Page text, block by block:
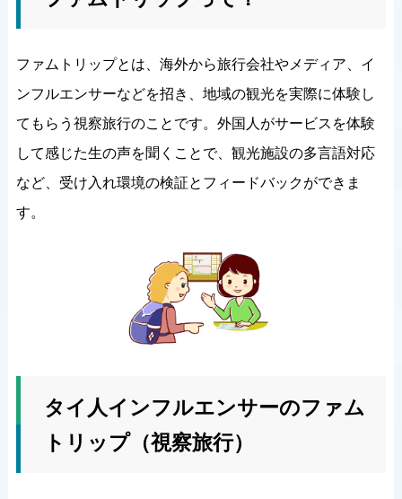
ファムトリップとは、海外から旅行会社やメディア、イ
ンフルエンサーなどを招き、地域の観光を実際に体験し
てもらう視察旅行のことです。外国人がサービスを体験
して感じた生の声を聞くことで、観光施設の多言語対応
など、受け入れ環境の検証とフィードバックができま
す。
タイ人インフルエンサーのファム
トリップ（視察旅行）